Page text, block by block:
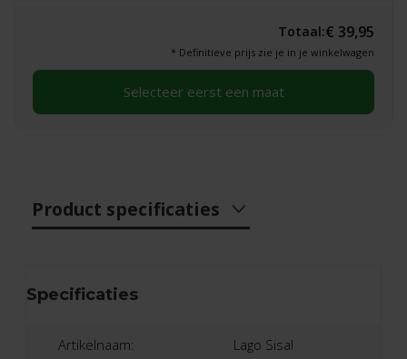
Totaal:€ 39,95
* Definitieve prijs zie je in je winkelwagen
Selecteer eerst een maat
Product specificaties
Specificaties
Artikelnaam: Lago Sisal